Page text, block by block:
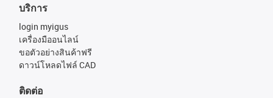
บริการ
login myigus
เครื่องมืออนไลน์
ขอตัวอย่างสินค้าฟรี
ดาวน์โหลดไฟล์ CAD
ติดต่อ